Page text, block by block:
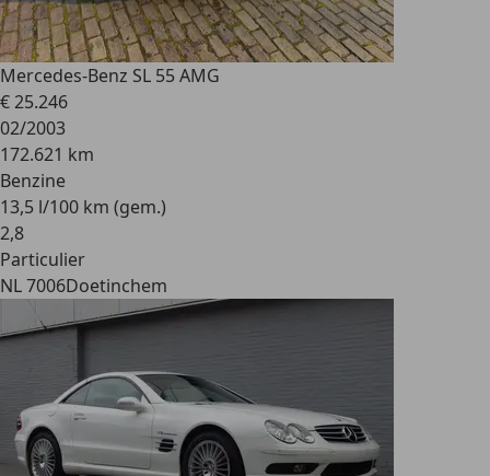
Mercedes-Benz SL 55 AMG
€ 25.246
02/2003
172.621 km
Benzine
13,5 l/100 km (gem.)
2,8
Particulier
NL 7006Doetinchem